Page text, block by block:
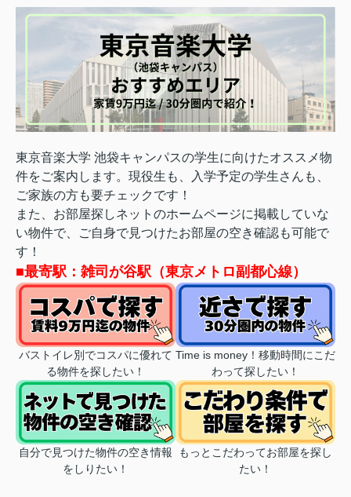
東京音楽大学 池袋キャンパスの学生に向けたオススメ物
件をご案内します。 現役生も、入学予定の学生さんも、
ご家族の方も要チェックです！
また、お部屋探しネットのホームページに掲載していな
い物件で、ご自身で見つけたお部屋の空き確認も可能で
す！
■最寄駅：雑司が谷駅（東京メトロ副都心線）
バストイレ別でコスパに優れて
る物件を探したい！
Time is money！移動時間にこだ
わって探したい！
自分で見つけた物件の空き情報
をしりたい！
もっとこだわってお部屋を探し
たい！